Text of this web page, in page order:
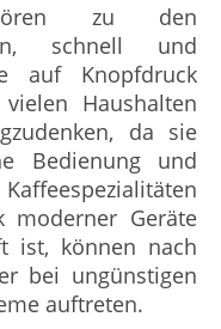
zu den
schnell und
auf Knopfdruck
Haushalten
da sie
Bedienung und
moderner Geräte
ist, können nach
bei ungünstigen
auftreten.